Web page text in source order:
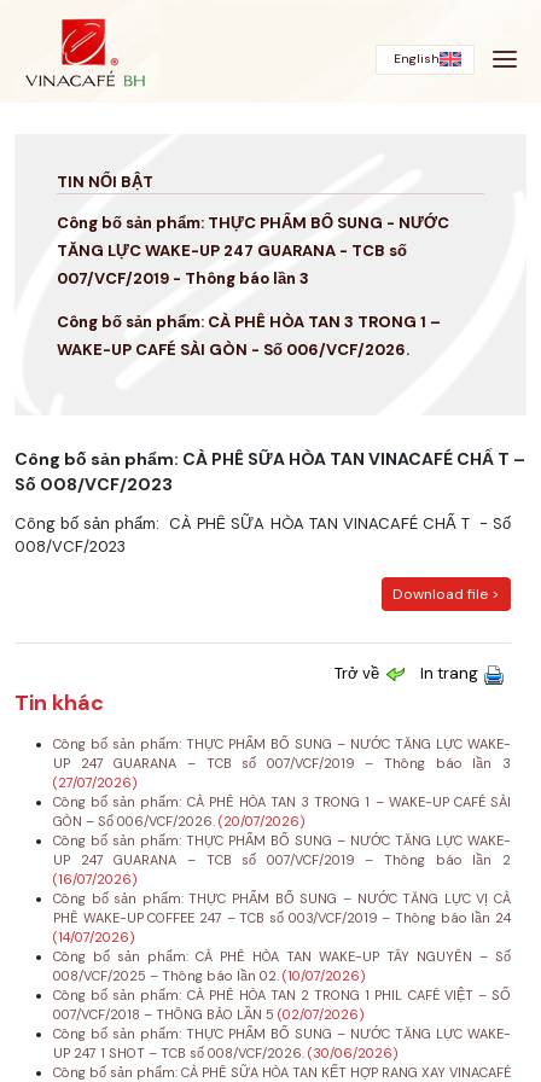
English
TIN NỔI BẬT
Công bố sản phẩm: THỰC PHẨM BỔ SUNG - NƯỚC
TĂNG LỰC WAKE-UP 247 GUARANA - TCB số
007/VCF/2019 - Thông báo lần 3
Công bố sản phẩm: CÀ PHÊ HÒA TAN 3 TRONG 1 –
WAKE-UP CAFÉ SÀI GÒN - Số 006/VCF/2026.
Công bố sản phẩm: CÀ PHÊ SỮA HÒA TAN VINACAFÉ CHẤ T –
Số 008/VCF/2023
Công bố sản phẩm: CÀ PHÊ SỮA HÒA TAN VINACAFÉ CHẤ T - Số
008/VCF/2023
Download file >
Trở về In trang
Tin khác
Công bố sản phẩm: THỰC PHẨM BỔ SUNG – NƯỚC TĂNG LỰC WAKE-
UP 247 GUARANA – TCB số 007/VCF/2019 – Thông báo lần 3
(27/07/2026)
Công bố sản phẩm: CÀ PHÊ HÒA TAN 3 TRONG 1 – WAKE-UP CAFÉ SÀI
GÒN – Số 006/VCF/2026. (20/07/2026)
Công bố sản phẩm: THỰC PHẨM BỔ SUNG – NƯỚC TĂNG LỰC WAKE-
UP 247 GUARANA – TCB số 007/VCF/2019 – Thông báo lần 2
(16/07/2026)
Công bố sản phẩm: THỰC PHẨM BỔ SUNG – NƯỚC TĂNG LỰC VỊ CÀ
PHÊ WAKE-UP COFFEE 247 – TCB số 003/VCF/2019 – Thông báo lần 24
(14/07/2026)
Công bố sản phẩm: CÀ PHÊ HÒA TAN WAKE-UP TÂY NGUYÊN – Số
008/VCF/2025 – Thông báo lần 02. (10/07/2026)
Công bố sản phẩm: CÀ PHÊ HÒA TAN 2 TRONG 1 PHIL CAFÉ VIỆT – SỐ
007/VCF/2018 – THÔNG BÁO LẦN 5 (02/07/2026)
Công bố sản phẩm: THỰC PHẨM BỔ SUNG – NƯỚC TĂNG LỰC WAKE-
UP 247 1 SHOT – TCB số 008/VCF/2026. (30/06/2026)
Công bố sản phẩm: CÀ PHÊ SỮA HÒA TAN KẾT HỢP RANG XAY VINACAFÉ